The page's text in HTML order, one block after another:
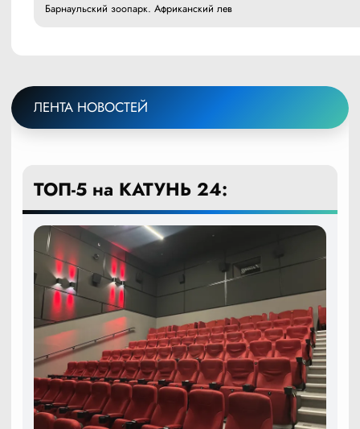
Барнаульский зоопарк. Африканский лев
ЛЕНТА НОВОСТЕЙ
ТОП-5 на КАТУНЬ 24: